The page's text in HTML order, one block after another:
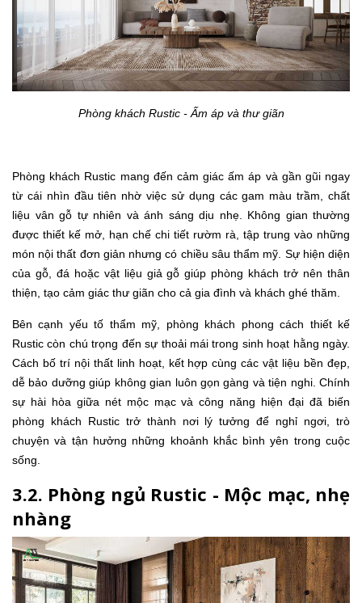
Phòng khách Rustic - Ấm áp và thư giãn
Phòng khách Rustic mang đến cảm giác ấm áp và gần gũi ngay
từ cái nhìn đầu tiên nhờ việc sử dụng các gam màu trầm, chất
liệu vân gỗ tự nhiên và ánh sáng dịu nhẹ. Không gian thường
được thiết kế mở, hạn chế chi tiết rườm rà, tập trung vào những
món nội thất đơn giản nhưng có chiều sâu thẩm mỹ. Sự hiện diện
của gỗ, đá hoặc vật liệu giả gỗ giúp phòng khách trở nên thân
thiện, tạo cảm giác thư giãn cho cả gia đình và khách ghé thăm.
Bên cạnh yếu tố thẩm mỹ, phòng khách phong cách thiết kế
Rustic còn chú trọng đến sự thoải mái trong sinh hoạt hằng ngày.
Cách bố trí nội thất linh hoạt, kết hợp cùng các vật liệu bền đẹp,
dễ bảo dưỡng giúp không gian luôn gọn gàng và tiện nghi. Chính
sự hài hòa giữa nét mộc mạc và công năng hiện đại đã biến
phòng khách Rustic trở thành nơi lý tưởng để nghỉ ngơi, trò
chuyện và tận hưởng những khoảnh khắc bình yên trong cuộc
sống.
3.2. Phòng ngủ Rustic - Mộc mạc, nhẹ
nhàng